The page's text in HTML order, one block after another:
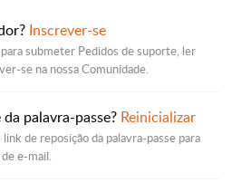
Inscrever-se
submeter Pedidos de suporte, ler
se na nossa Comunidade.
palavra-passe? Reinicializar
de reposição da palavra-passe para
e-mail.